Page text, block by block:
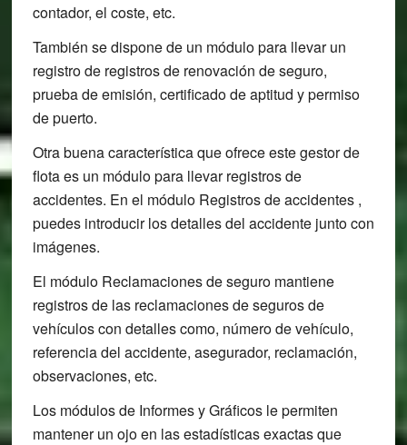
contador, el coste, etc.
También se dispone de un módulo para llevar un
registro de registros de renovación de seguro,
prueba de emisión, certificado de aptitud y permiso
de puerto.
Otra buena característica que ofrece este gestor de
flota es un módulo para llevar registros de
accidentes. En el módulo Registros de accidentes ,
puedes introducir los detalles del accidente junto con
imágenes.
El módulo Reclamaciones de seguro mantiene
registros de las reclamaciones de seguros de
vehículos con detalles como, número de vehículo,
referencia del accidente, asegurador, reclamación,
observaciones, etc.
Los módulos de Informes y Gráficos le permiten
mantener un ojo en las estadísticas exactas que